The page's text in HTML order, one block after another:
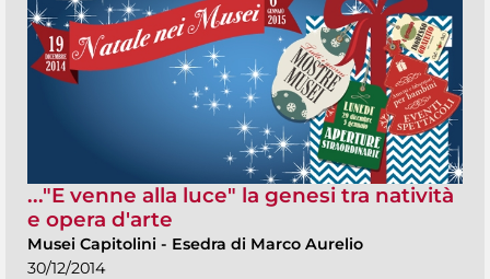
..."E venne alla luce" la genesi tra natività
e opera d'arte
Musei Capitolini - Esedra di Marco Aurelio
30/12/2014